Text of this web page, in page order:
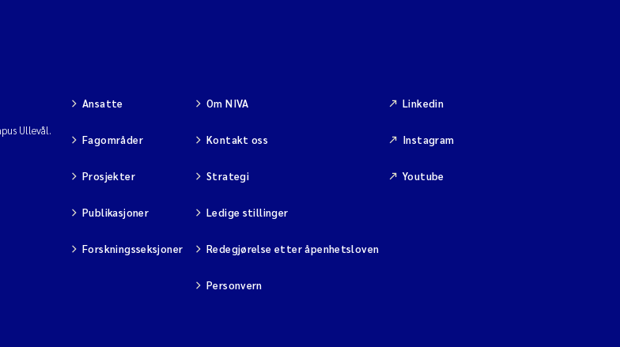
Ullevål.
Ansatte
Fagområder
Prosjekter
Publikasjoner
Forskningsseksjoner
Om NIVA
Kontakt oss
Strategi
Ledige stillinger
Redegjørelse etter åpenhetsloven
Personvern
Linkedin
Instagram
Youtube